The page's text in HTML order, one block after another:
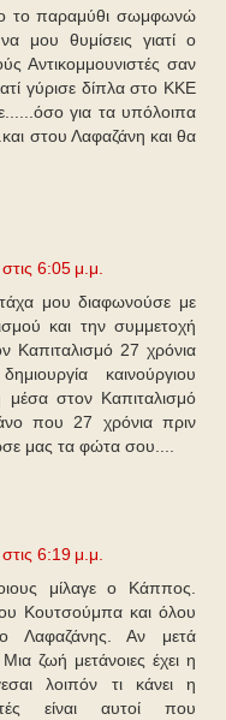
το παραμύθι σωμφωνώ
μου θυμίσεις γιατί ο
Αντικομμουνιστές σαν
γύρισε δίπλα στο ΚΚΕ
για τα υπόλοιπα
στου Λαφαζάνη και θα
6:05 μ.μ.
μου διαφωνούσε με
και την συμμετοχή
Καπιταλισμό 27 χρόνια
καινούργιου
στον Καπιταλισμό
που 27 χρόνια πριν
μας τα φώτα σου....
6:19 μ.μ.
μίλαγε ο Κάππος.
Κουτσούμπα και όλου
Λαφαζάνης. Αν μετά
ζωή μετάνοιες έχει η
λοιπόν τι κάνει η
είναι αυτοί που